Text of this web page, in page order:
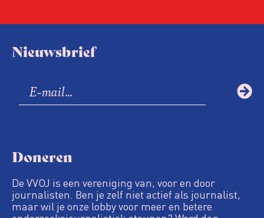
Nieuwsbrief
Doneren
De VVOJ is een vereniging van, voor en door
journalisten. Ben je zelf niet actief als journalist,
maar wil je onze lobby voor meer en betere